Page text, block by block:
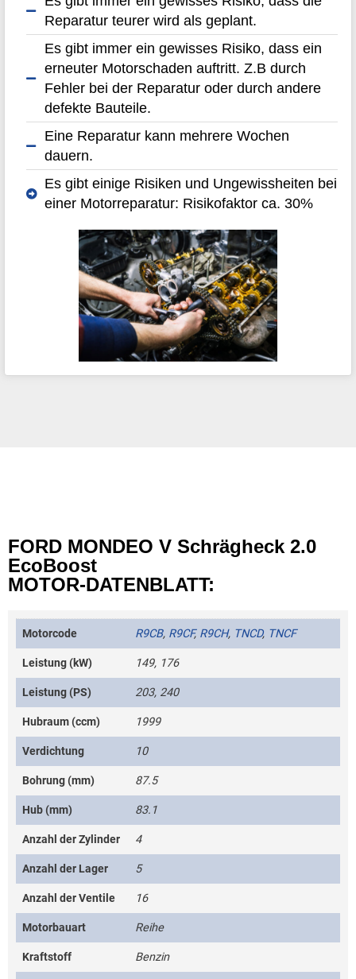
Reparatur teurer wird als geplant.
Es gibt immer ein gewisses Risiko, dass ein
erneuter Motorschaden auftritt. Z.B durch
Fehler bei der Reparatur oder durch andere
defekte Bauteile.
Eine Reparatur kann mehrere Wochen
dauern.
Es gibt einige Risiken und Ungewissheiten bei
einer Motorreparatur: Risikofaktor ca. 30%
FORD MONDEO V Schrägheck 2.0
EcoBoost
MOTOR-DATENBLATT:
Motorcode R9CB, R9CF, R9CH, TNCD, TNCF
Leistung (kW) 149, 176
Leistung (PS) 203, 240
Hubraum (ccm) 1999
Verdichtung 10
Bohrung (mm) 87.5
Hub (mm) 83.1
Anzahl der Zylinder 4
Anzahl der Lager 5
Anzahl der Ventile 16
Motorbauart Reihe
Kraftstoff Benzin